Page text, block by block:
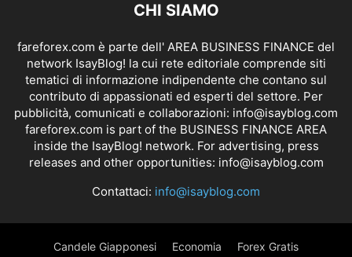
CHI SIAMO
fareforex.com è parte dell' AREA BUSINESS FINANCE del
network IsayBlog! la cui rete editoriale comprende siti
tematici di informazione indipendente che contano sul
contributo di appassionati ed esperti del settore. Per
pubblicità, comunicati e collaborazioni: info@isayblog.com
fareforex.com is part of the BUSINESS FINANCE AREA
inside the IsayBlog! network. For advertising, press
releases and other opportunities: info@isayblog.com
Contattaci: info@isayblog.com
Candele Giapponesi Economia Forex Gratis